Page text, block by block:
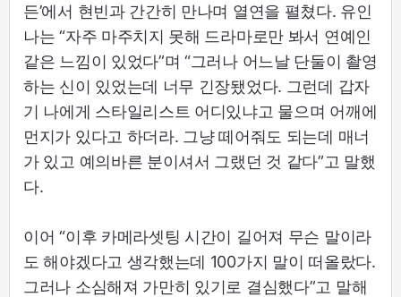
든’에서 현빈과 간간히 만나며 열연을 펼쳤다. 유인
나는 “자주 마주치지 못해 드라마로만 봐서 연예인
같은 느낌이 있었다”며 “그러나 어느날 단둘이 촬영
하는 신이 있었는데 너무 긴장됐었다. 그런데 갑자
기 나에게 스타일리스트 어디있냐고 물으며 어깨에
먼지가 있다고 하더라. 그냥 떼어줘도 되는데 매너
가 있고 예의바른 분이셔서 그랬던 것 같다”고 말했
다.
이어 “이후 카메라셋팅 시간이 길어져 무슨 말이라
도 해야겠다고 생각했는데 100가지 말이 떠올랐다.
그러나 소심해져 가만히 있기로 결심했다”고 말해